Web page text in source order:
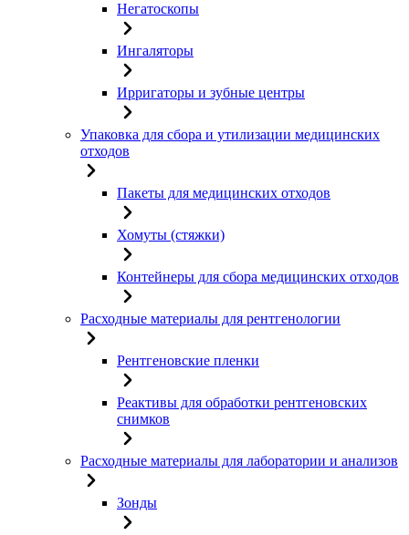
Негатоскопы
Ингаляторы
Ирригаторы и зубные центры
Упаковка для сбора и утилизации медицинских
отходов
Пакеты для медицинских отходов
Хомуты (стяжки)
Контейнеры для сбора медицинских отходов
Расходные материалы для рентгенологии
Рентгеновские пленки
Реактивы для обработки рентгеновских
снимков
Расходные материалы для лаборатории и анализов
Зонды